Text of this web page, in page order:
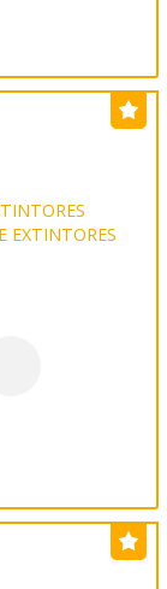
EXTINTORES